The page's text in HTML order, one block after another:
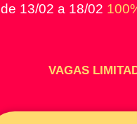
13/02 a 18/02
VAGAS